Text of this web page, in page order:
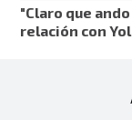
"Claro que
relación con